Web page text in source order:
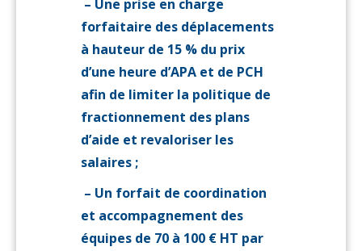
– Une prise en charge
forfaitaire des déplacements
à hauteur de 15 % du prix
d’une heure d’APA et de PCH
afin de limiter la politique de
fractionnement des plans
d’aide et revaloriser les
salaires ;
– Un forfait de coordination
et accompagnement des
équipes de 70 à 100 € HT par